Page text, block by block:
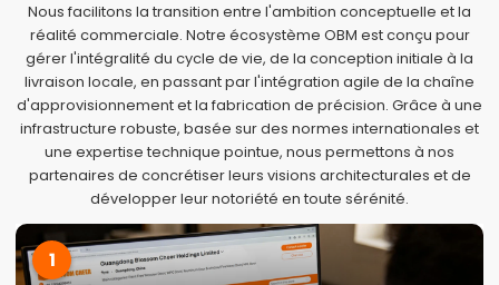
Nous facilitons la transition entre l'ambition conceptuelle et la
réalité commerciale. Notre écosystème OBM est conçu pour
gérer l'intégralité du cycle de vie, de la conception initiale à la
livraison locale, en passant par l'intégration agile de la chaîne
d'approvisionnement et la fabrication de précision. Grâce à une
infrastructure robuste, basée sur des normes internationales et
une expertise technique pointue, nous permettons à nos
partenaires de concrétiser leurs visions architecturales et de
développer leur notoriété en toute sérénité.
1